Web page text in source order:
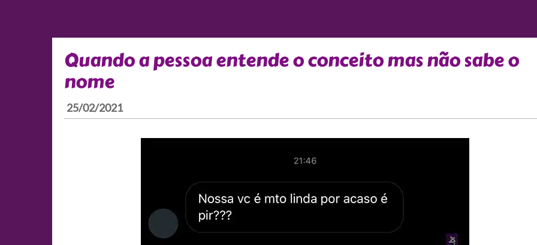
Quando a pessoa entende o conceito mas não sabe o
nome
25/02/2021